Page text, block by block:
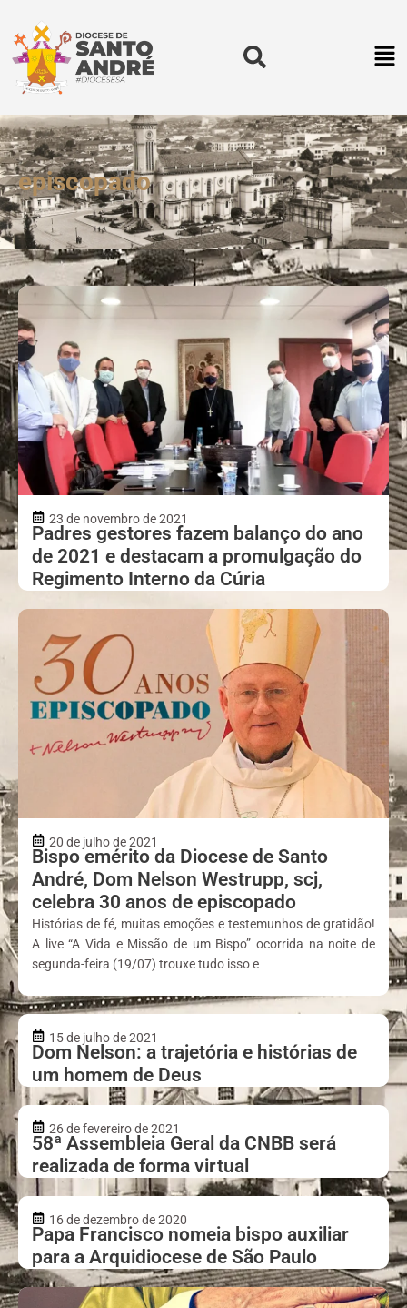
episcopado
23 de novembro de 2021
Padres gestores fazem balanço do ano
de 2021 e destacam a promulgação do
Regimento Interno da Cúria
20 de julho de 2021
Bispo emérito da Diocese de Santo
André, Dom Nelson Westrupp, scj,
celebra 30 anos de episcopado
Histórias de fé, muitas emoções e testemunhos de gratidão!
A live “A Vida e Missão de um Bispo” ocorrida na noite de
segunda-feira (19/07) trouxe tudo isso e
15 de julho de 2021
Dom Nelson: a trajetória e histórias de
um homem de Deus
26 de fevereiro de 2021
58ª Assembleia Geral da CNBB será
realizada de forma virtual
16 de dezembro de 2020
Papa Francisco nomeia bispo auxiliar
para a Arquidiocese de São Paulo